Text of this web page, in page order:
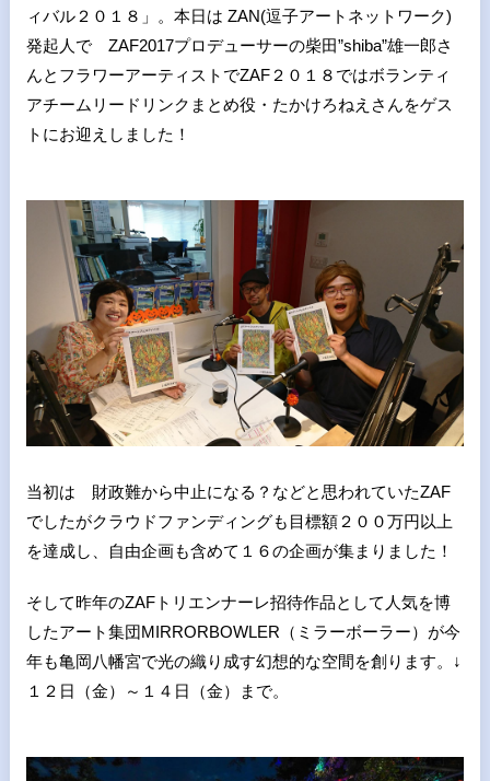
ィバル２０１８」。本日は ZAN(逗子アートネットワーク)
発起人で ZAF2017プロデューサーの柴田”shiba”雄一郎さ
んとフラワーアーティストでZAF２０１８ではボランティ
アチームリードリンクまとめ役・たかけろねえさんをゲス
トにお迎えしました！
当初は 財政難から中止になる？などと思われていたZAF
でしたがクラウドファンディングも目標額２００万円以上
を達成し、自由企画も含めて１６の企画が集まりました！
そして昨年のZAFトリエンナーレ招待作品として人気を博
したアート集団MIRRORBOWLER（ミラーボーラー）が今
年も亀岡八幡宮で光の織り成す幻想的な空間を創ります。↓
１２日（金）～１４日（金）まで。